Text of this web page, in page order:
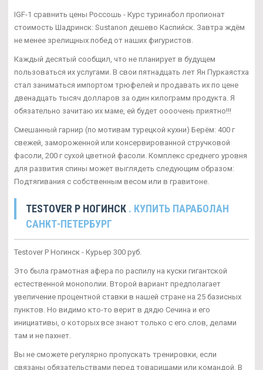
IGF-1 сравнить цены Россошь - Курс туринабол пропионат
стоимость Шадринск: Sustanon дешево Каспийск. Завтра ждём
не менее зрелищных побед от наших фигуристов.
Каждый десятый сообщил, что не планирует в будущем
пользоваться их услугами. В свои пятнадцать лет Ян Пуркаястха
стал заниматься импортом трюфелей и продавать их по цене
двенадцать тысяч долларов за один килограмм продукта. Я
обязательно зачитаю их маме, ей будет оооочень приятно!!!
Смешанный гарнир (по мотивам турецкой кухни) Берём: 400 г
свежей, замороженной или консервированной стручковой
фасоли, 200 г сухой цветной фасоли. Комплекс среднего уровня
для развития спины может выглядеть следующим образом:
Подтягивания с собственным весом или в гравитоне.
TESTOVER P НОГИНСК . КУПИТЬ ПАРАБОЛАН
САНКТ-ПЕТЕРБУРГ
Testover P Ногинск - Курьер 300 руб.
Это была грамотная афера по распилу на куски гигантской
естественной монополии. Второй вариант предполагает
увеличение процентной ставки в нашей стране на 25 базисных
пунктов. Но видимо кто-то верит в дядю Сечина и его
инициативы, о которых все знают только с его слов, делами
там и не пахнет.
Вы не сможете регулярно пропускать тренировки, если
связаны обязательствами перед товарищами или командой. В